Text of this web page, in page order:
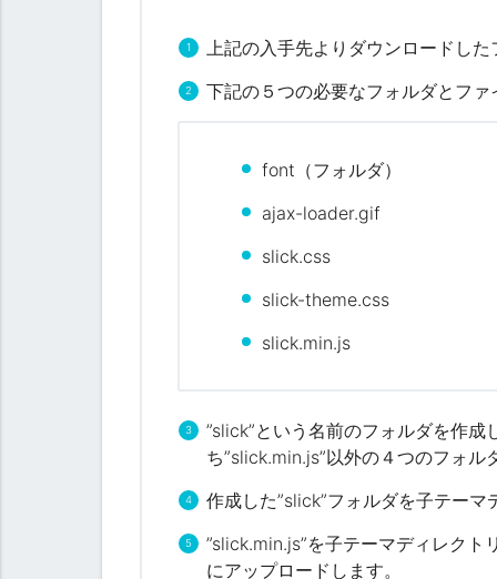
c
t
i
h
に
l
c
係
の
S
（
ス
上記の入手先よりダウンロードし
下記の５つの必要なフォルダとフ
font（フォルダ）
ajax-loader.gif
slick.css
slick-theme.css
slick.min.js
”slick”という名前のフォルダを作成
ち”slick.min.js”以外の４つのフォル
作成した”slick”フォルダを子テーマ
”slick.min.js”を子テーマディレクト
にアップロード します。